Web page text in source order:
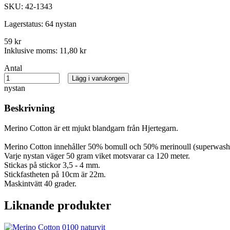
SKU: 42-1343
Lagerstatus: 64 nystan
59 kr
Inklusive moms: 11,80 kr
Antal
nystan
Lägg i varukorgen
Beskrivning
Merino Cotton är ett mjukt blandgarn från Hjertegarn.
Merino Cotton innehåller 50% bomull och 50% merinoull
Varje nystan väger 50 gram viket motsvarar ca 120 meter.
Stickas på stickor 3,5 - 4 mm.
Stickfastheten på 10cm är 22m.
Maskintvätt 40 grader.
Liknande produkter